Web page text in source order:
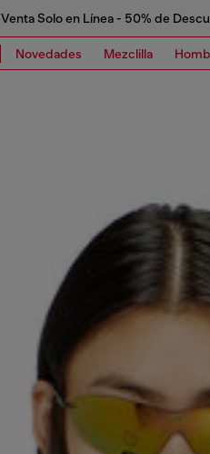
Venta Solo en Línea - 50% de
Novedades Mezclilla